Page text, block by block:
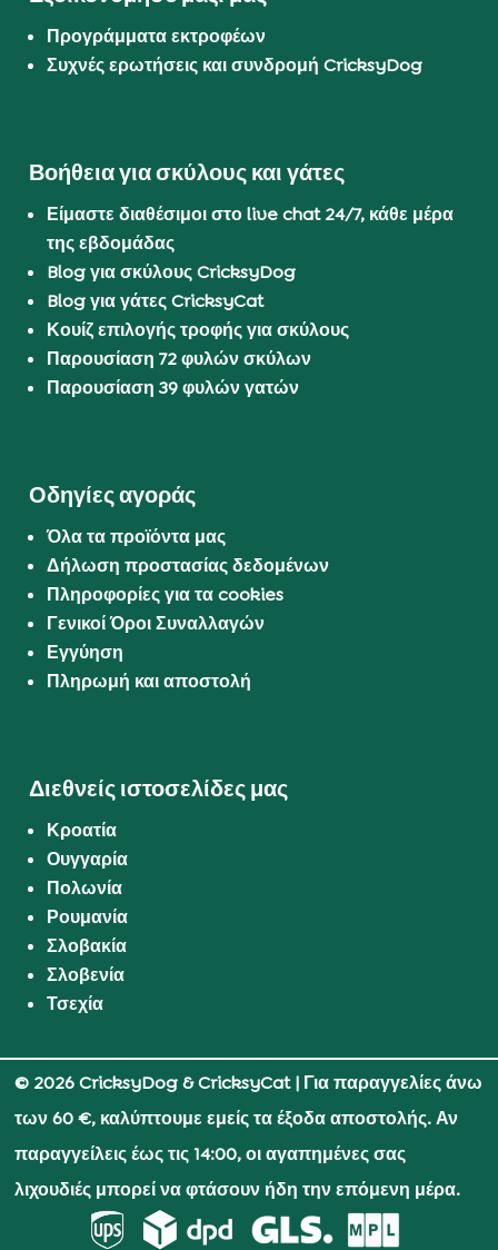
Προγράμματα εκτροφέων
Συχνές ερωτήσεις και συνδρομή CricksyDog
Βοήθεια για σκύλους και γάτες
Είμαστε διαθέσιμοι στο live chat 24/7, κάθε μέρα
της εβδομάδας
Blog για σκύλους CricksyDog
Blog για γάτες CricksyCat
Κουίζ επιλογής τροφής για σκύλους
Παρουσίαση 72 φυλών σκύλων
Παρουσίαση 39 φυλών γατών
Οδηγίες αγοράς
Όλα τα προϊόντα μας
Δήλωση προστασίας δεδομένων
Πληροφορίες για τα cookies
Γενικοί Όροι Συναλλαγών
Εγγύηση
Πληρωμή και αποστολή
Διεθνείς ιστοσελίδες μας
Κροατία
Ουγγαρία
Πολωνία
Ρουμανία
Σλοβακία
Σλοβενία
Τσεχία
© 2026 CricksyDog & CricksyCat| Για παραγγελίες άνω
των 60 €, καλύπτουμε εμείς τα έξοδα αποστολής. Αν
παραγγείλεις έως τις 14:00, οι αγαπημένες σας
λιχουδιές μπορεί να φτάσουν ήδη την επόμενη μέρα.